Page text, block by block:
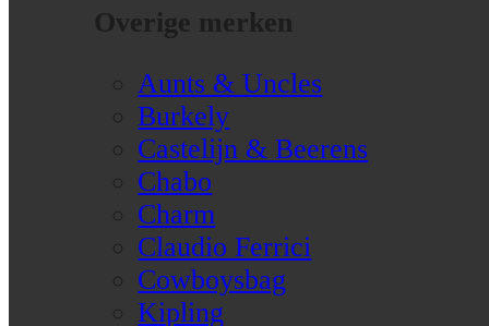
Overige merken
Aunts & Uncles
Burkely
Castelijn & Beerens
Chabo
Charm
Claudio Ferrici
Cowboysbag
Kipling